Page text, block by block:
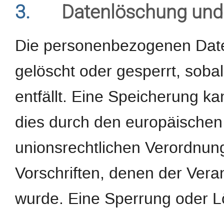
3. Datenlöschung
Die personenbezogenen
gelöscht oder gesperrt,
entfällt. Eine Speicherung
dies durch den
unionsrechtlichen
Vorschriften, denen der
wurde. Eine Sperrung oder